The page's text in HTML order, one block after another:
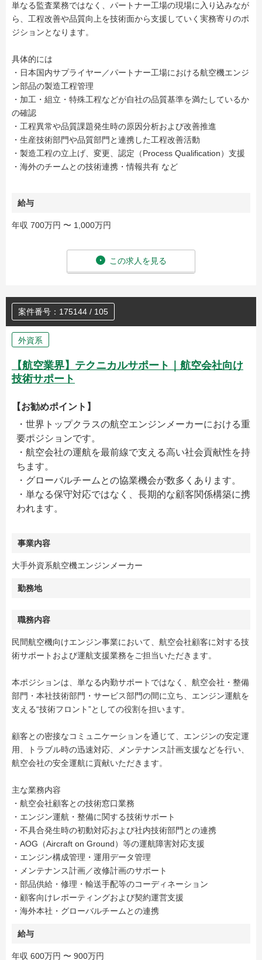
単なる監査業務ではなく、パートナー工場の現場に入り込みなが
ら、工程改善や品質向上を技術面から支援していく実務寄りのポ
ジションとなります。
具体的には
・日本国内サプライヤー／パートナー工場における航空機エンジ
ン部品の製造工程管理
・加工・組立・特殊工程などが自社の品質基準を満たしているか
の確認
・工程異常や品質課題発生時の原因分析および改善推進
・生産技術部門や品質部門と連携した工程改善活動
・製造工程の立上げ、変更、認定（Process Qualification）支援
・海外のチームとの技術連携・情報共有 など
給与
年収 700万円 〜 1,000万円
この求人を見る
案件番号：175144 / 105
外資系
【航空業界】テクニカルサポート｜航空会社向け
技術サポート
【お勧めポイント】
・世界トップクラスの航空エンジンメーカーにおける重
要ポジションです。
・航空会社の運航を最前線で支える高い社会貢献性を持
ちます。
・グローバルチームとの協業機会が数多くあります。
・単なる保守対応ではなく、長期的な顧客関係構築に携
われます。
事業内容
大手外資系航空機エンジンメーカー
勤務地
職務内容
民間航空機向けエンジン事業において、航空会社顧客に対する技
術サポートおよび運航支援業務をご担当いただきます。
本ポジションは、単なる内勤サポートではなく、航空会社・整備
部門・本社技術部門・サービス部門の間に立ち、エンジン運航を
支える“技術フロント”としての役割を担います。
顧客との密接なコミュニケーションを通じて、エンジンの安定運
用、トラブル時の迅速対応、メンテナンス計画支援などを行い、
航空会社の安全運航に貢献いただきます。
主な業務内容
・航空会社顧客との技術窓口業務
・エンジン運航・整備に関する技術サポート
・不具合発生時の初動対応および社内技術部門との連携
・AOG（Aircraft on Ground）等の運航障害対応支援
・エンジン構成管理・運用データ管理
・メンテナンス計画／改修計画のサポート
・部品供給・修理・輸送手配等のコーディネーション
・顧客向けレポーティングおよび契約運営支援
・海外本社・グローバルチームとの連携
給与
年収 600万円 〜 900万円